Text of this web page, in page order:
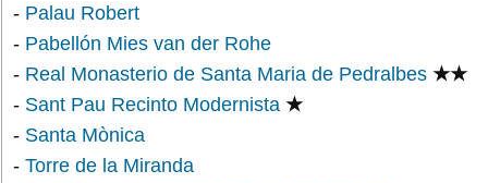
- Palau Robert
- Pabellón Mies van der Rohe
- Real Monasterio de Santa Maria de Pedralbes ★★
- Sant Pau Recinto Modernista ★
- Santa Mònica
- Torre de la Miranda